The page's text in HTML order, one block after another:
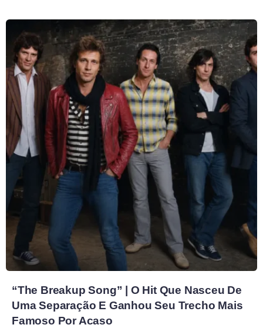
“The Breakup Song” | O Hit Que Nasceu De
Uma Separação E Ganhou Seu Trecho Mais
Famoso Por Acaso